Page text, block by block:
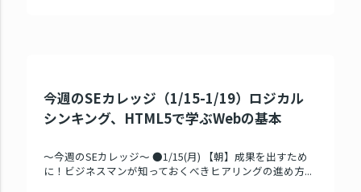
今週のSEカレッジ（1/15-1/19）ロジカル
シンキング、HTML5で学ぶWebの基本
～今週のSEカレッジ～ ●1/15(月) 【朝】成果を出すため
に！ビジネスマンが知っておくべきヒアリングの進め方...